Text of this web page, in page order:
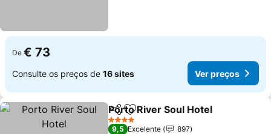
De € 73
Consulte os preços de 16 sites Ver preços
PartilharAdicionar aos favoritos
Porto River Soul Hotel
4 Estrelas
9,5 Excelente
897